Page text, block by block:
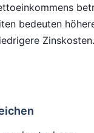
bedeuten
Zinskosten.